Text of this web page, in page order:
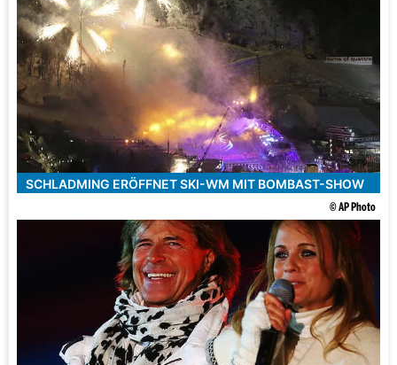
SCHLADMING ERÖFFNET SKI-WM MIT BOMBAST-SHOW
© AP Photo